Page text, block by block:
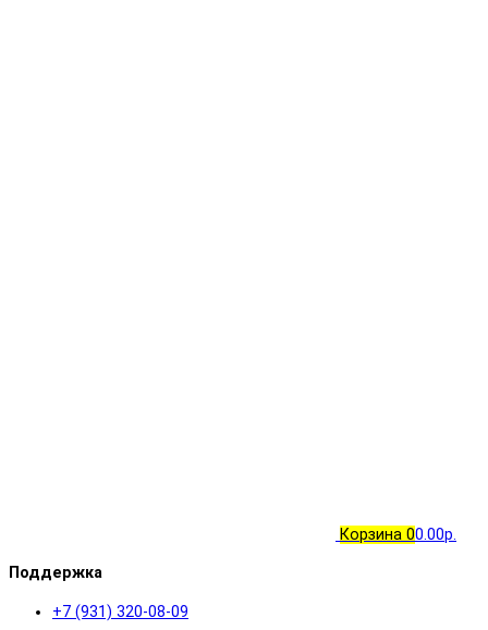
Корзина 00.00р.
Поддержка
+7 (931) 320-08-09